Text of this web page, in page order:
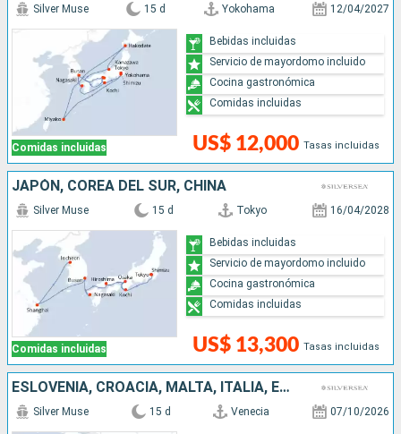
Comidas incluidas
Silver Muse 15 d Yokohama 12/04/2027
US$ 12,000 Tasas incluidas
Bebidas incluidas
Servicio de mayordomo incluido
Cocina gastronómica
Comidas incluidas
JAPÓN, COREA DEL SUR, CHINA
Comidas incluidas
Silver Muse 15 d Tokyo 16/04/2028
US$ 13,300 Tasas incluidas
Bebidas incluidas
Servicio de mayordomo incluido
Cocina gastronómica
Comidas incluidas
ESLOVENIA, CROACIA, MALTA, ITALIA, ESPAÑA, PORTUGAL
Silver Muse 15 d Venecia 07/10/2026